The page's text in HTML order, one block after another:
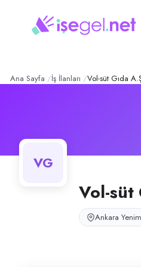
süt Gıda
Vol-süt Gıda A.Ş., Ankara İstanbul
pozisyonlar
Ana Sayfa İş İlanları Vol-süt Gıda
VG
Vol-süt
Ankara